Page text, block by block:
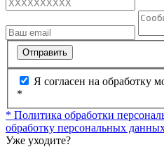
Отправить
Я согласен на обработку
*
* Политика обработки
обработку персональных
Уже уходите?